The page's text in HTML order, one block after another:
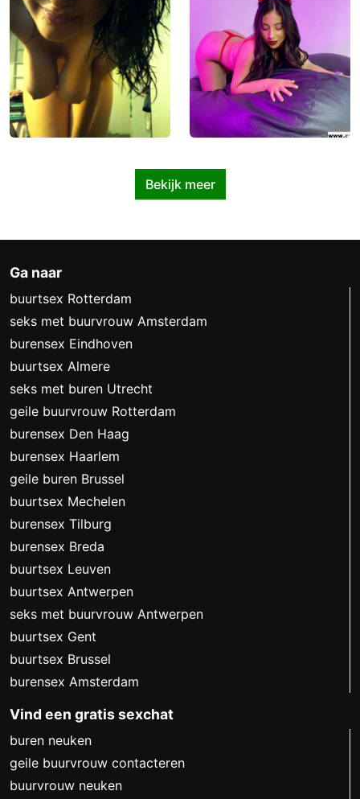
Bekijk meer
Ga naar
buurtsex Rotterdam
seks met buurvrouw Amsterdam
burensex Eindhoven
buurtsex Almere
seks met buren Utrecht
geile buurvrouw Rotterdam
burensex Den Haag
burensex Haarlem
geile buren Brussel
buurtsex Mechelen
burensex Tilburg
burensex Breda
buurtsex Leuven
buurtsex Antwerpen
seks met buurvrouw Antwerpen
buurtsex Gent
buurtsex Brussel
burensex Amsterdam
Vind een gratis sexchat
buren neuken
geile buurvrouw contacteren
buurvrouw neuken